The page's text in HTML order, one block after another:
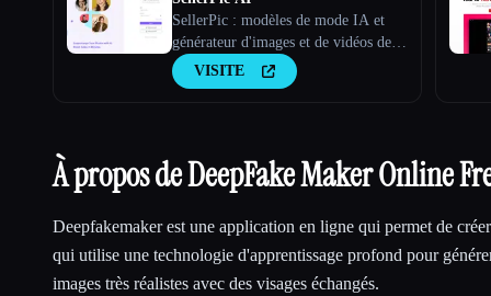
SellerPic : modèles de mode IA et
générateur d'images et de vidéos de
produits
VISITE
À propos de DeepFake Maker Online
Deepfakemaker est une application en ligne qui permet de
qui utilise une technologie d'apprentissage profond pour
images très réalistes avec des visages échangés.